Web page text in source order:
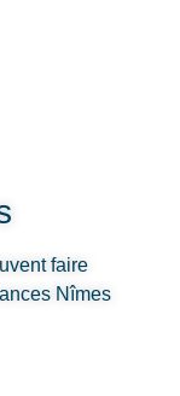
faire
Nîmes